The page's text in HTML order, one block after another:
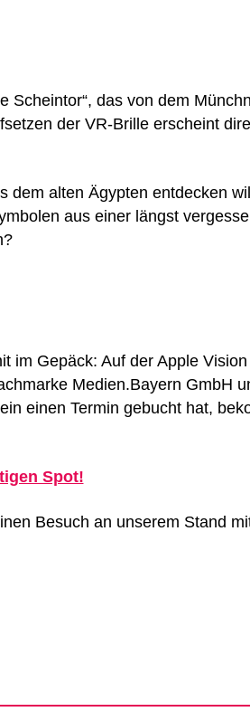
Scheintor“, das von dem
der VR-Brille erscheint
dem alten Ägypten entdecken
aus einer längst
im Gepäck: Auf der Apple
Medien.Bayern GmbH
einen Termin gebucht hat,
Spot!
Besuch an unserem Stand